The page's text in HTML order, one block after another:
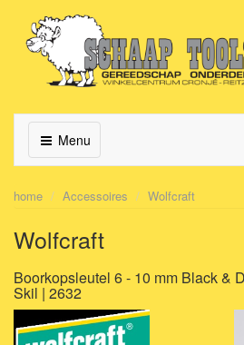
Menu
home Accessoires Wolfcraft
Wolfcraft
Boorkopsleutel 6 - 10 mm Black &
Skil | 2632